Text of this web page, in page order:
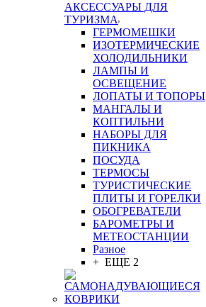
АКСЕССУАРЫ ДЛЯ
ТУРИЗМА
ГЕРМОМЕШКИ
ИЗОТЕРМИЧЕСКИЕ
ХОЛОДИЛЬНИКИ
ЛАМПЫ И
ОСВЕЩЕНИЕ
ЛОПАТЫ И ТОПОРЫ
МАНГАЛЫ И
КОПТИЛЬНИ
НАБОРЫ ДЛЯ
ПИКНИКА
ПОСУДА
ТЕРМОСЫ
ТУРИСТИЧЕСКИЕ
ПЛИТЫ И ГОРЕЛКИ
ОБОГРЕВАТЕЛИ
БАРОМЕТРЫ И
МЕТЕОСТАНЦИИ
Разное
+ ЕЩЕ 2